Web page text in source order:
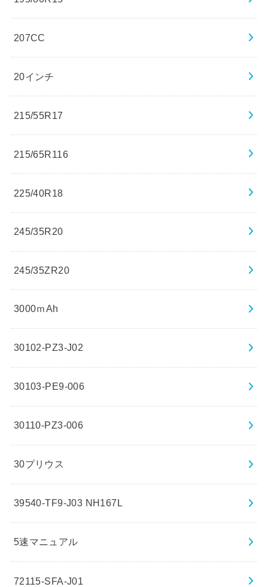
207CC
20インチ
215/55R17
215/65R116
225/40R18
245/35R20
245/35ZR20
3000ｍAh
30102-PZ3-J02
30103-PE9-006
30110-PZ3-006
30プリウス
39540-TF9-J03 NH167L
5速マニュアル
72115-SFA-J01